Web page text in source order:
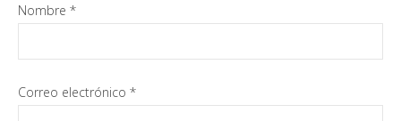
Nombre *
Correo electrónico *